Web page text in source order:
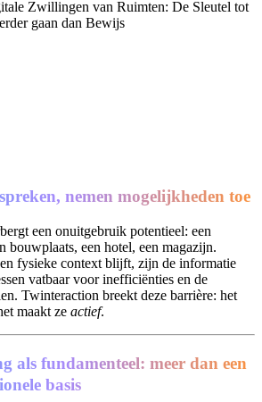
nemen mogelijkheden toe
een onuitgebruik potentieel: een
bouwplaats, een hotel, een magazijn.
fysieke context blijft, zijn de informatie
vatbaar voor inefficiënties en de
Twinteraction breekt deze barrière: het
maakt ze actief.
als fundamenteel: meer dan een
basis